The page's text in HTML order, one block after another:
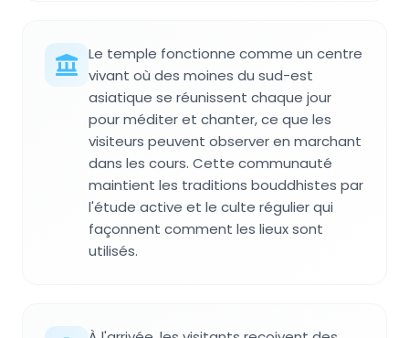
Le temple fonctionne comme un centre
vivant où des moines du sud-est
asiatique se réunissent chaque jour
pour méditer et chanter, ce que les
visiteurs peuvent observer en marchant
dans les cours. Cette communauté
maintient les traditions bouddhistes par
l'étude active et le culte régulier qui
façonnent comment les lieux sont
utilisés.